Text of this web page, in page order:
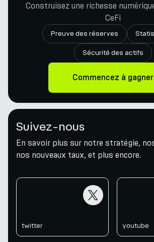
Construisez une richesse
CeFi
Preuve des réserves
Sécurité des actifs
Commencez à gagner
Suivez-nous
En savoir plus sur notre stratégie,
nos nouveaux taux, et plus encore.
twitter youtube